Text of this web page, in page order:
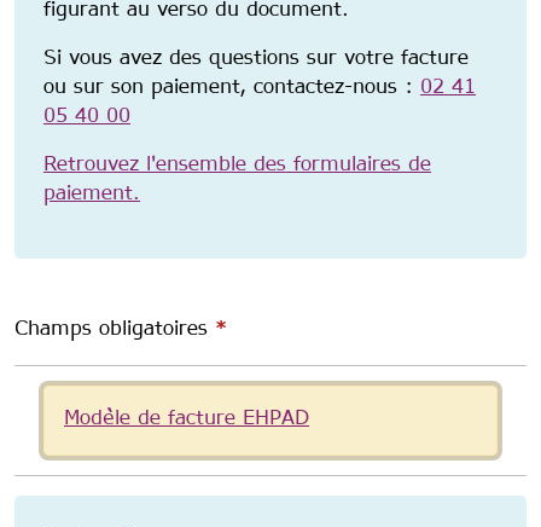
Champs obligatoires *
Modèle de facture EHPAD
figurant au verso du document.
Si vous avez des questions sur votre facture
ou sur son paiement, contactez-nous : 02 41
05 40 00
Retrouvez l'ensemble des formulaires de
paiement.